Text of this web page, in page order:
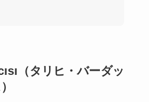
（タリヒ・バーダッ